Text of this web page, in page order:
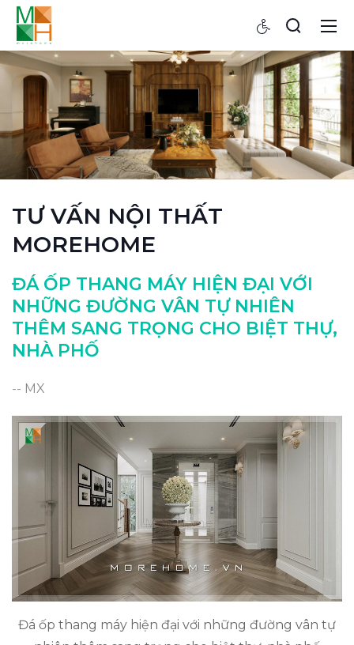
TƯ VẤN NỘI THẤT
MOREHOME
ĐÁ ỐP THANG MÁY HIỆN ĐẠI VỚI
NHỮNG ĐƯỜNG VÂN TỰ NHIÊN
THÊM SANG TRỌNG CHO BIỆT THỰ,
NHÀ PHỐ
-- MX
Đá ốp thang máy hiện đại với những đường vân tự